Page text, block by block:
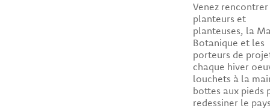
Venez
planteurs et
planteuses, la
Botanique et les
porteurs de
chaque hiver
louchets à la
bottes aux pieds
redessiner le